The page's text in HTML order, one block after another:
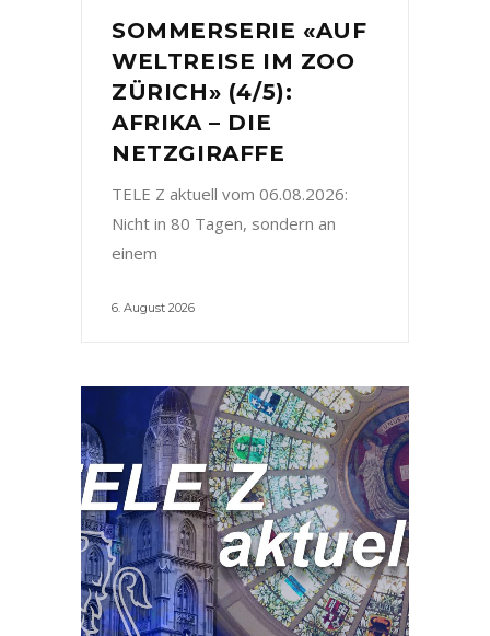
SOMMERSERIE «AUF
WELTREISE IM ZOO
ZÜRICH» (4/5):
AFRIKA – DIE
NETZGIRAFFE
TELE Z aktuell vom 06.08.2026:
Nicht in 80 Tagen, sondern an
einem
6. August 2026